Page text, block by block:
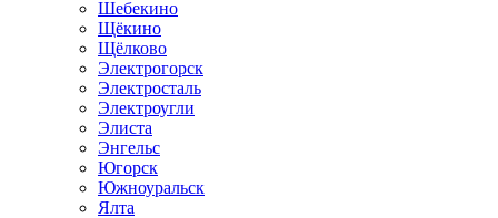
Шебекино
Щёкино
Щёлково
Электрогорск
Электросталь
Электроугли
Элиста
Энгельс
Югорск
Южноуральск
Ялта